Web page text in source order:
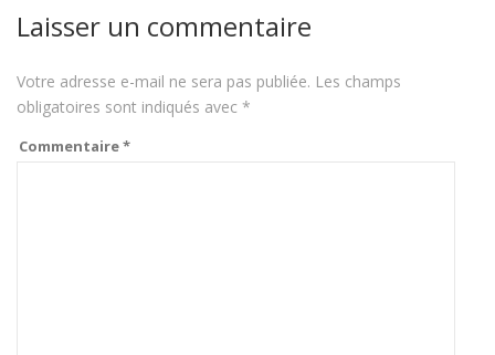
Laisser un commentaire
Votre adresse e-mail ne sera pas publiée. Les champs
obligatoires sont indiqués avec *
Commentaire*